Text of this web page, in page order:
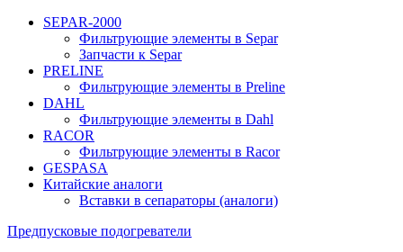
SEPAR-2000
Фильтрующие элементы в Separ
Запчасти к Separ
PRELINE
Фильтрующие элементы в Preline
DAHL
Фильтрующие элементы в Dahl
RACOR
Фильтрующие элементы в Racor
GESPASA
Китайские аналоги
Вставки в сепараторы (аналоги)
Предпусковые подогреватели